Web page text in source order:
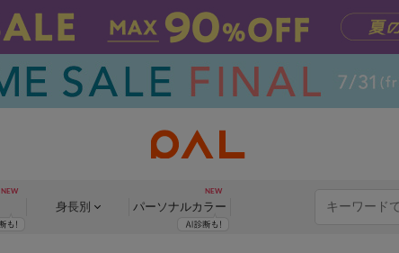
身長別 パーソナルカラー